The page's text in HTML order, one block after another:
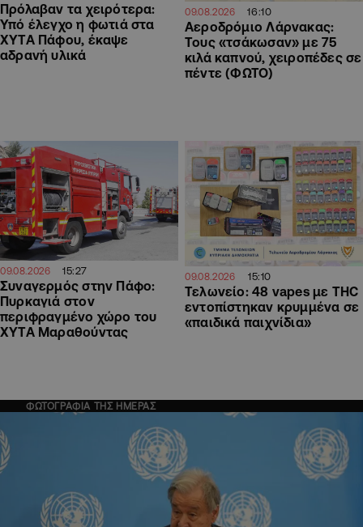
Πρόλαβαν τα χειρότερα:
Υπό έλεγχο η φωτιά στα
ΧΥΤΑ Πάφου, έκαψε
αδρανή υλικά
09.08.2026 16:10
Αεροδρόμιο Λάρνακας:
Τους «τσάκωσαν» με 75
κιλά καπνού, χειροπέδες σε
πέντε (ΦΩΤΟ)
09.08.2026 15:27
Συναγερμός στην Πάφο:
Πυρκαγιά στον
περιφραγμένο χώρο του
ΧΥΤΑ Μαραθούντας
09.08.2026 15:10
Τελωνείο: 48 vapes με THC
εντοπίστηκαν κρυμμένα σε
«παιδικά παιχνίδια»
ΦΩΤΟΓΡΑΦΙΑ ΤΗΣ ΗΜΕΡΑΣ